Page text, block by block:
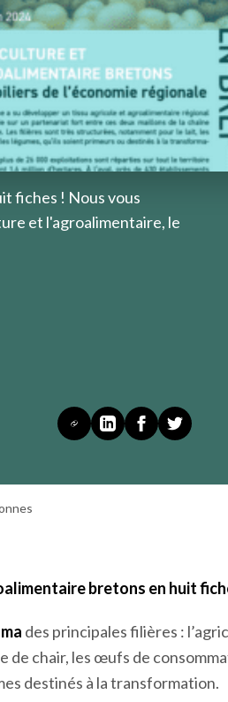
fiches ! Nous vous
et l'agroalimentaire, le
bretons en huit
des principales filières :
de chair, les œufs de
destinés à la transformation.